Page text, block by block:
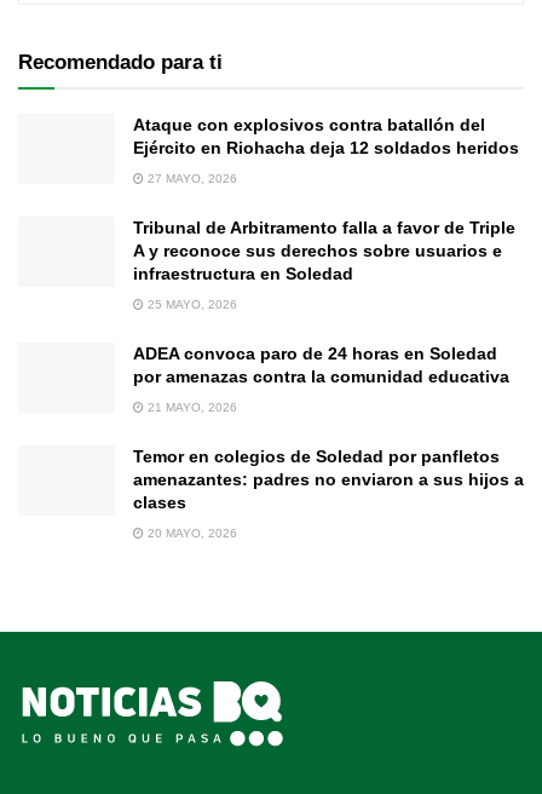
Recomendado para ti
Ataque con explosivos contra batallón del
Ejército en Riohacha deja 12 soldados heridos
27 MAYO, 2026
Tribunal de Arbitramento falla a favor de Triple
A y reconoce sus derechos sobre usuarios e
infraestructura en Soledad
25 MAYO, 2026
ADEA convoca paro de 24 horas en Soledad
por amenazas contra la comunidad educativa
21 MAYO, 2026
Temor en colegios de Soledad por panfletos
amenazantes: padres no enviaron a sus hijos a
clases
20 MAYO, 2026